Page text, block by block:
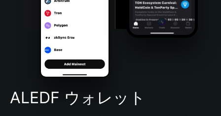
Português (Brasil)
Español (Argentina)
ALEDF ウォレット